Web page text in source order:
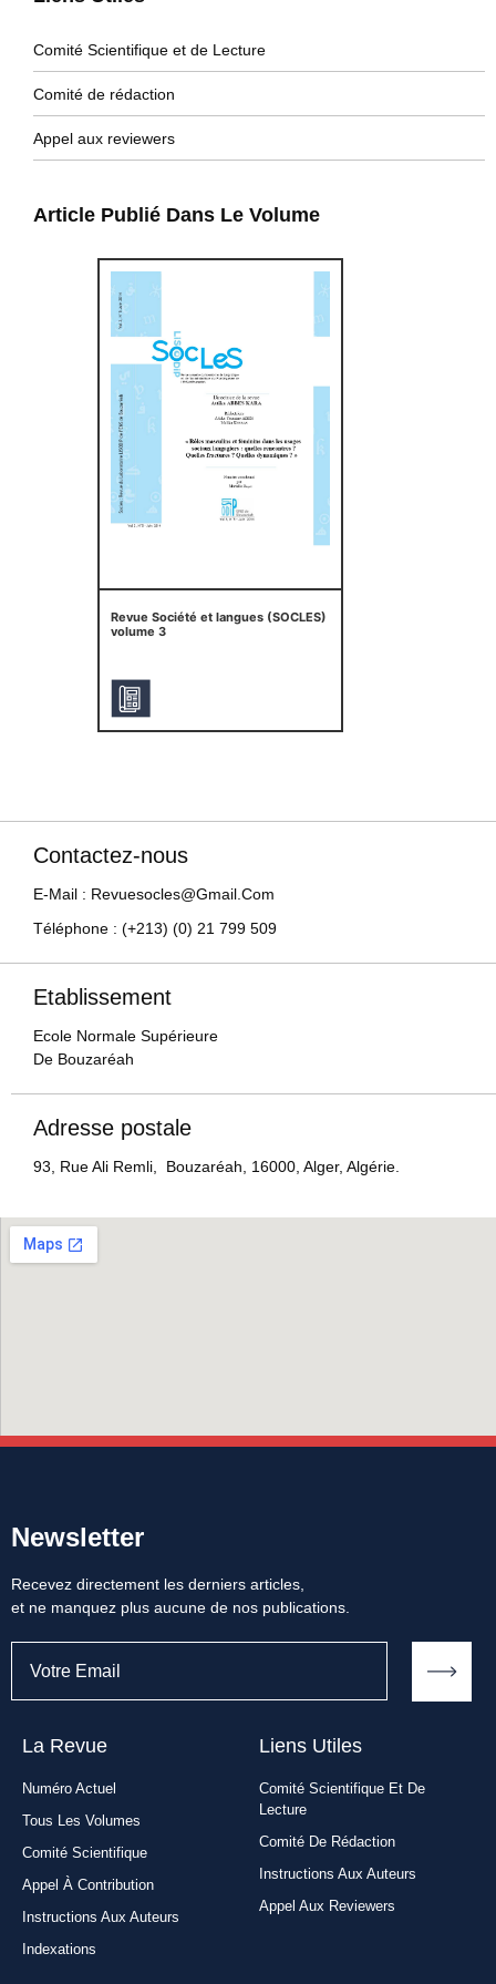
Comité Scientifique et de Lecture
Comité de rédaction
Appel aux reviewers
Article Publié Dans Le Volume
Revue Société et langues (SOCLES)
volume 3
Contactez-nous
E-Mail : Revuesocles@gmail.com
Téléphone : (+213) (0) 21 799 509
Etablissement
Ecole Normale Supérieure
De Bouzaréah
Adresse postale
93, Rue Ali Remli, Bouzaréah, 16000, Alger, Algérie.
Newsletter
Recevez directement les derniers articles,
et ne manquez plus aucune de nos publications.
La Revue
Numéro Actuel
Tous Les Volumes
Comité Scientifique
Appel À Contribution
Instructions Aux Auteurs
Indexations
Liens Utiles​
Comité Scientifique Et De
Lecture
Comité De Rédaction
Instructions Aux Auteurs
Appel Aux Reviewers